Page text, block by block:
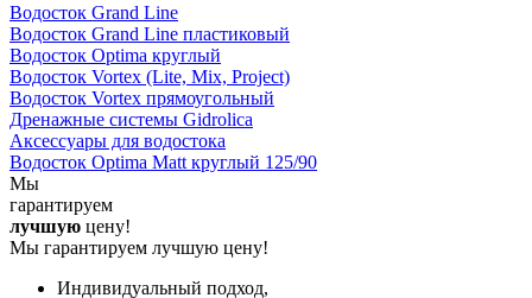
Водосток Grand Line
Водосток Grand Line пластиковый
Водосток Optima круглый
Водосток Vortex (Lite, Mix, Project)
Водосток Vortex прямоугольный
Дренажные системы Gidrolica
Аксессуары для водостока
Водосток Optima Matt круглый 125/90
Мы
гарантируем
лучшую цену!
Мы гарантируем лучшую цену!
Индивидуальный подход,